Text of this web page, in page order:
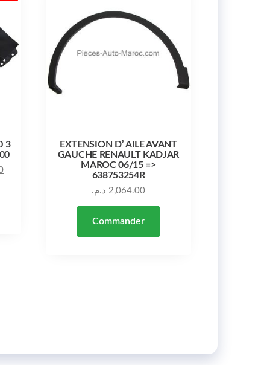
3
Le prix initial était : 6,400.00 د.م.. Le prix actuel est : 5,600.00 د.م..
EXTENSION D’ AILE AVANT
GAUCHE RENAULT KADJAR
MAROC 06/15 =>
638753254R
2,064.00 د.م.
Commander